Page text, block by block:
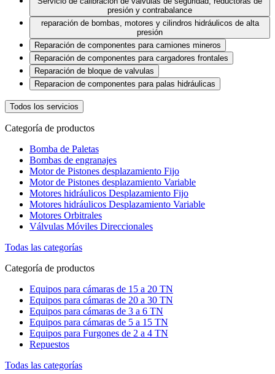
presión y contrabalance
reparación de bombas, motores y cilindros hidráulicos de alta
presión
Reparación de componentes para camiones mineros
Reparación de componentes para cargadores frontales
Reparación de bloque de valvulas
Reparacion de componentes para palas hidráulicas
Todos los servicios
Categoría de productos
Bomba de Paletas
Bombas de engranajes
Motor de Pistones desplazamiento Fijo
Motor de Pistones desplazamiento Variable
Motores hidráulicos Desplazamiento Fijo
Motores hidráulicos Desplazamiento Variable
Motores Orbitrales
Válvulas Móviles Direccionales
Todas las categorías
Categoría de productos
Equipos para cámaras de 15 a 20 TN
Equipos para cámaras de 20 a 30 TN
Equipos para cámaras de 3 a 6 TN
Equipos para cámaras de 5 a 15 TN
Equipos para Furgones de 2 a 4 TN
Repuestos
Todas las categorías